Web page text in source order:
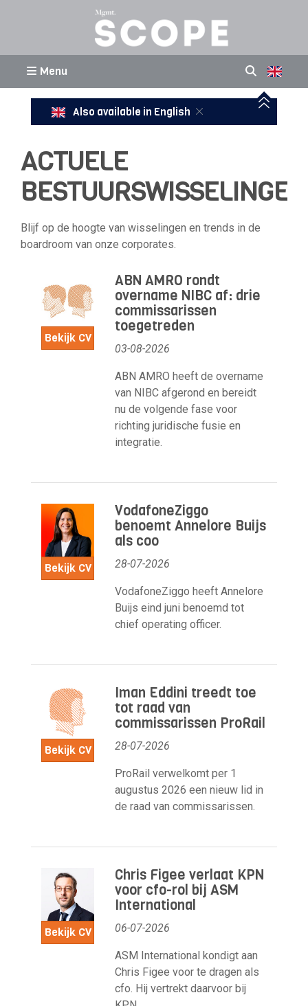
Menu
Also available in English
ACTUELE
BESTUURSWISSELINGEN
Blijf op de hoogte van wisselingen en trends in de
boardroom van onze corporates.
Bekijk CV
ABN AMRO rondt
overname NIBC af: drie
commissarissen
toegetreden
03-08-2026
ABN AMRO heeft de overname
van NIBC afgerond en bereidt
nu de volgende fase voor
richting juridische fusie en
integratie.
Bekijk CV
VodafoneZiggo
benoemt Annelore Buijs
als coo
28-07-2026
VodafoneZiggo heeft Annelore
Buijs eind juni benoemd tot
chief operating officer.
Bekijk CV
Iman Eddini treedt toe
tot raad van
commissarissen ProRail
28-07-2026
ProRail verwelkomt per 1
augustus 2026 een nieuw lid in
de raad van commissarissen.
Bekijk CV
Chris Figee verlaat KPN
voor cfo-rol bij ASM
International
06-07-2026
ASM International kondigt aan
Chris Figee voor te dragen als
cfo. Hij vertrekt daarvoor bij